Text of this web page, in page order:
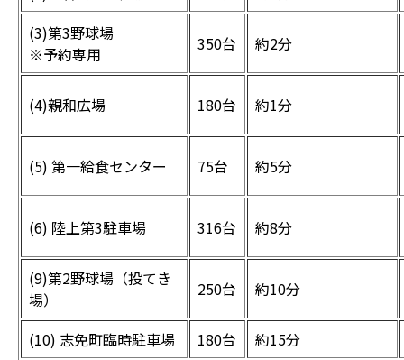
(3)第3野球場
※予約専用
350台 約2分
(4)親和広場 180台 約1分
(5) 第一給食センター 75台 約5分
(6) 陸上第3駐車場 316台 約8分
(9)第2野球場（投てき
場）
250台 約10分
(10) 志免町臨時駐車場 180台
約15分